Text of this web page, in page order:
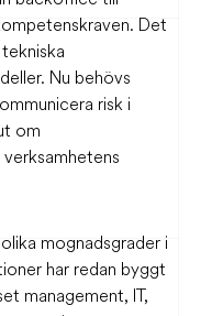
Det
Nu behövs
risk i
om
mognadsgrader i
har redan byggt
management, IT,